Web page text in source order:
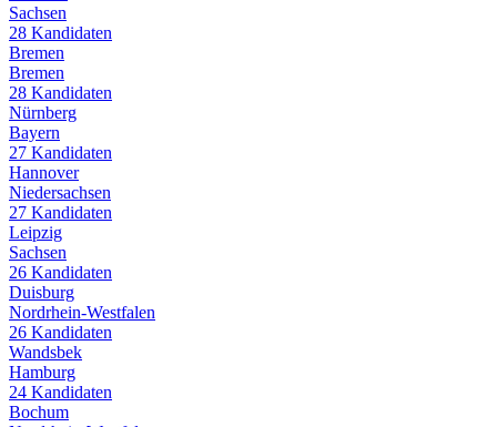
Sachsen
28 Kandidaten
Bremen
Bremen
28 Kandidaten
Nürnberg
Bayern
27 Kandidaten
Hannover
Niedersachsen
27 Kandidaten
Leipzig
Sachsen
26 Kandidaten
Duisburg
Nordrhein-Westfalen
26 Kandidaten
Wandsbek
Hamburg
24 Kandidaten
Bochum